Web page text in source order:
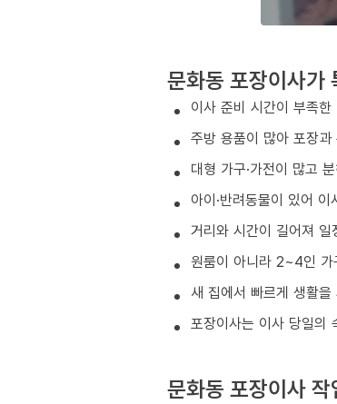
문화동 포장이사가
이사 준비 시간이 부족
주방 용품이 많아 포장
대형 가구·가전이 많고
아이·반려동물이 있어
거리와 시간이 길어져
원룸이 아니라 2~4인 가
새 집에서 빠르게 생활
포장이사는 이사 당일의
문화동 포장이사